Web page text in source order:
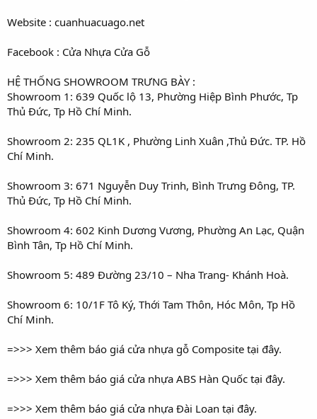
Website : cuanhuacuago.net
Facebook : Cửa Nhựa Cửa Gỗ
HỆ THỐNG SHOWROOM TRƯNG BÀY :
Showroom 1: 639 Quốc lộ 13, Phường Hiệp Bình Phước, Tp
Thủ Đức, Tp Hồ Chí Minh.
Showroom 2: 235 QL1K , Phường Linh Xuân ,Thủ Đức. TP. Hồ
Chí Minh.
Showroom 3: 671 Nguyễn Duy Trinh, Bình Trưng Đông, TP.
Thủ Đức, Tp Hồ Chí Minh.
Showroom 4: 602 Kinh Dương Vương, Phường An Lạc, Quận
Bình Tân, Tp Hồ Chí Minh.
Showroom 5: 489 Đường 23/10 – Nha Trang- Khánh Hoà.
Showroom 6: 10/1F Tô Ký, Thới Tam Thôn, Hóc Môn, Tp Hồ
Chí Minh.
=>>> Xem thêm báo giá cửa nhựa gỗ Composite tại đây.
=>>> Xem thêm báo giá cửa nhựa ABS Hàn Quốc tại đây.
=>>> Xem thêm báo giá cửa nhựa Đài Loan tại đây.